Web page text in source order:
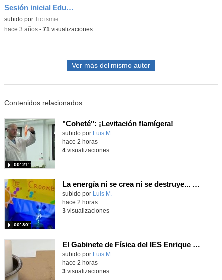
Sesión inicial Educar para Ser 2023_2024
subido por
Tic ismie
-hace 3 años- 71 visualizaciones
Ver más del mismo autor
Contenidos relacionados:
"Coheté": ¡Levitación flamígera!
Contenido educativo.
subido por Luis M.
00′ 21″
hace 2 horas
4visualizaciones
La energía ni se crea ni se destruye... ¡se experimenta! El Tierno en la Feria Madrid es Ciencia 2026
Contenido educativo.
subido por Luis M.
00′ 30″
hace 2 horas
3visualizaciones
El Gabinete de Física del IES Enrique Tierno Galván de Parla (Curso 25-26)
Contenido educativo.
subido por Luis M.
hace 2 horas
3visualizaciones